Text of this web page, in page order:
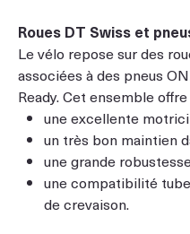
Roues DT Swiss et
Le vélo repose sur des
associées à des pneus
Ready. Cet ensemble offre
une excellente
un très bon maintien
une grande
une compatibilité
de crevaison.